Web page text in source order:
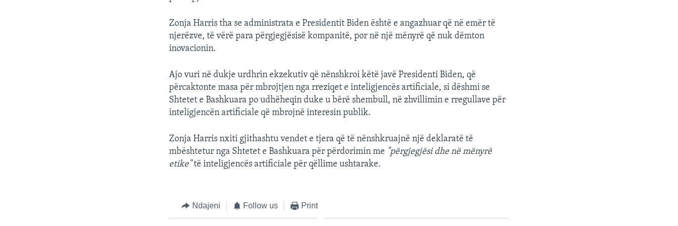
Zonja Harris tha se administrata e Presidentit Biden është e angazhuar që në emër të
njerëzve, të vërë para përgjegjësisë kompanitë, por në një mënyrë që nuk dëmton
inovacionin.
Ajo vuri në dukje urdhrin ekzekutiv që nënshkroi këtë javë Presidenti Biden, që
përcaktonte masa për mbrojtjen nga rreziqet e inteligjencës artificiale, si dëshmi se
Shtetet e Bashkuara po udhëheqin duke u bërë shembull, në zhvillimin e rregullave për
inteligjencën artificiale që mbrojnë interesin publik.
Zonja Harris nxiti gjithashtu vendet e tjera që të nënshkruajnë një deklaratë të
mbështetur nga Shtetet e Bashkuara për përdorimin me "përgjegjësi dhe në mënyrë
etike"të inteligjencës artificiale për qëllime ushtarake.
Ndajeni Follow us Print